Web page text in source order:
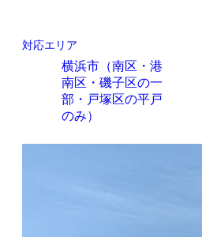
対応エリア
横浜市（南区・港
南区・磯子区の一
部・戸塚区の平戸
のみ）